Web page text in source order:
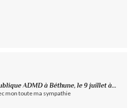
ADMD à Béthune, le 9 juillet à...
mon toute ma sympathie